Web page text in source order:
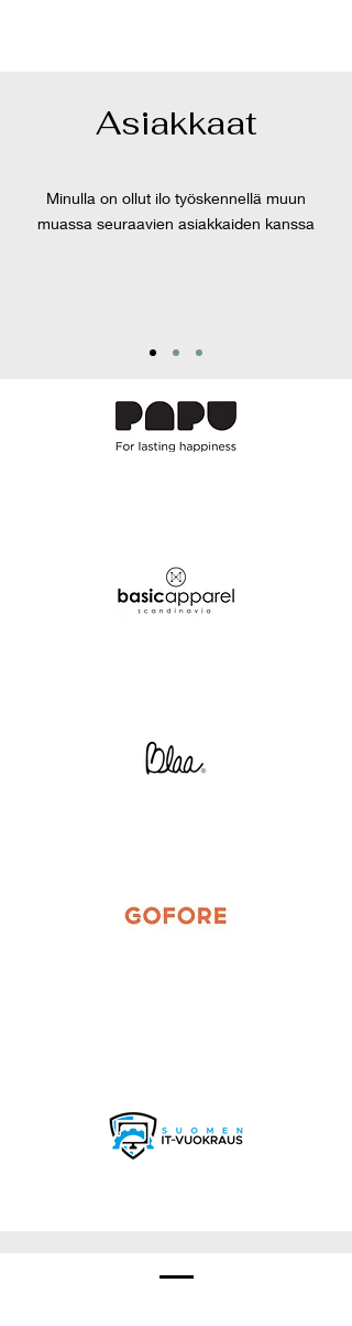
Asiakkaat
Minulla on ollut ilo työskennellä muun
muassa seuraavien asiakkaiden kanssa